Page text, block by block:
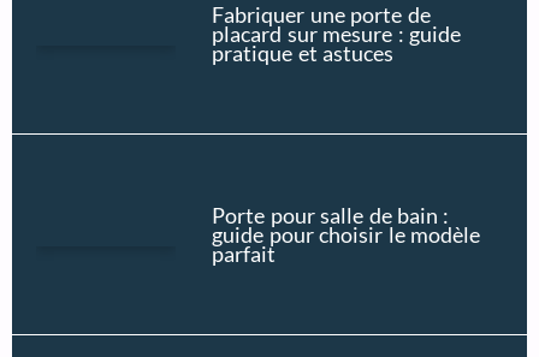
Fabriquer une porte de
placard sur mesure : guide
pratique et astuces
Porte pour salle de bain :
guide pour choisir le modèle
parfait